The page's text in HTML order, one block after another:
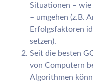
Situationen – wie
– umgehen (z.B.
Erfolgsfaktoren
setzen).
Seit die besten
von Computern
Algorithmen